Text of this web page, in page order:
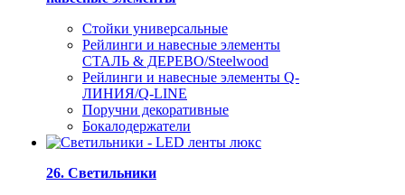
Стойки универсальные
Рейлинги и навесные элементы
СТАЛЬ & ДЕРЕВО/Steelwood
Рейлинги и навесные элементы Q-
ЛИНИЯ/Q-LINE
Поручни декоративные
Бокалодержатели
26. Светильники